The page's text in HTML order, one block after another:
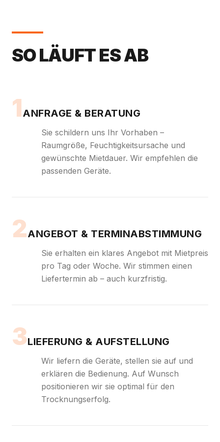
SO LÄUFT ES AB
1ANFRAGE & BERATUNG
Sie schildern uns Ihr Vorhaben –
Raumgröße, Feuchtigkeitsursache und
gewünschte Mietdauer. Wir empfehlen die
passenden Geräte.
2ANGEBOT & TERMINABSTIMMUNG
Sie erhalten ein klares Angebot mit Mietpreis
pro Tag oder Woche. Wir stimmen einen
Liefertermin ab – auch kurzfristig.
3LIEFERUNG & AUFSTELLUNG
Wir liefern die Geräte, stellen sie auf und
erklären die Bedienung. Auf Wunsch
positionieren wir sie optimal für den
Trocknungserfolg.